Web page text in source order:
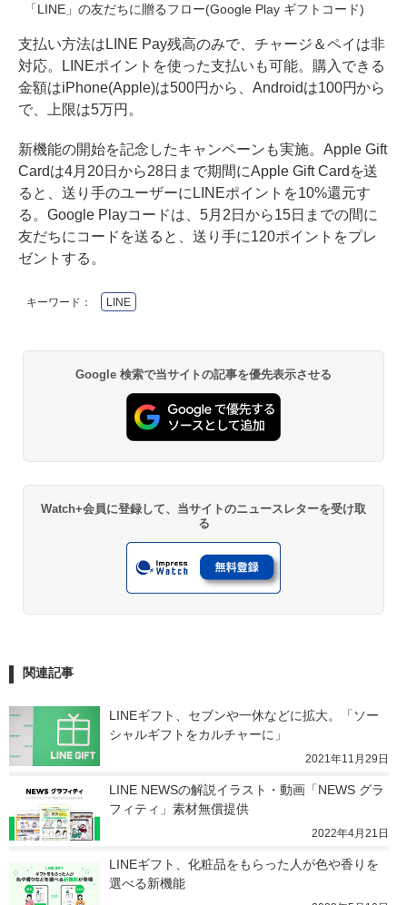
「LINE」の友だちに贈るフロー(Google Play ギフトコード)
支払い方法はLINE Pay残高のみで、チャージ＆ペイは非
対応。LINEポイントを使った支払いも可能。購入できる
金額はiPhone(Apple)は500円から、Androidは100円から
で、上限は5万円。
新機能の開始を記念したキャンペーンも実施。Apple Gift
Cardは4月20日から28日まで期間にApple Gift Cardを送
ると、送り手のユーザーにLINEポイントを10%還元す
る。Google Playコードは、5月2日から15日までの間に
友だちにコードを送ると、送り手に120ポイントをプレ
ゼントする。
キーワード： LINE
Google 検索で当サイトの記事を優先表示させる
Watch+会員に登録して、当サイトのニュースレターを受け取
る
関連記事
LINEギフト、セブンや一休などに拡大。「ソー
シャルギフトをカルチャーに」
2021年11月29日
LINE NEWSの解説イラスト・動画「NEWS グラ
フィティ」素材無償提供
2022年4月21日
LINEギフト、化粧品をもらった人が色や香りを
選べる新機能